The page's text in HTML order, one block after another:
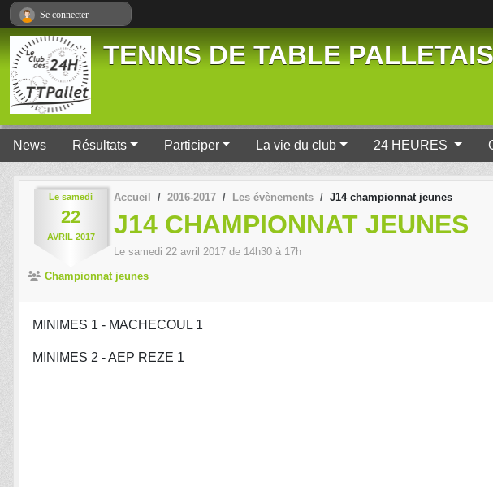
TENNIS DE TABLE
News Résultats Participer La vie du club 24 HEURES
Le samedi
22
AVRIL 2017
Accueil 2016-2017 Les évènements J14 championnat jeunes
J14 CHAMPIONNAT JEUNES
Le samedi 22 avril 2017 de 14h30 à 17h
Championnat jeunes
MINIMES 1 - MACHECOUL 1
MINIMES 2 - AEP REZE 1
Se connecter
Panneau de gestion des cookies